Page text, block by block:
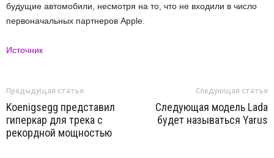
будущие автомобили, несмотря на то, что не входили в число
первоначальных партнеров Apple.
Источник
Предыдущая статья
Koenigsegg представил
гиперкар для трека с
рекордной мощностью
Следующая статья
Следующая модель Lada
будет называться Yarus